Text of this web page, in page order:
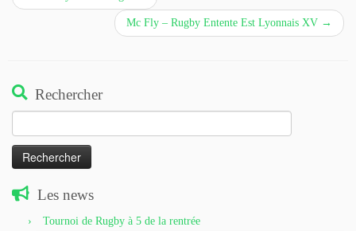
Mc Fly – Rugby Entente Est Lyonnais XV →
Rechercher
Les news
Tournoi de Rugby à 5 de la rentrée